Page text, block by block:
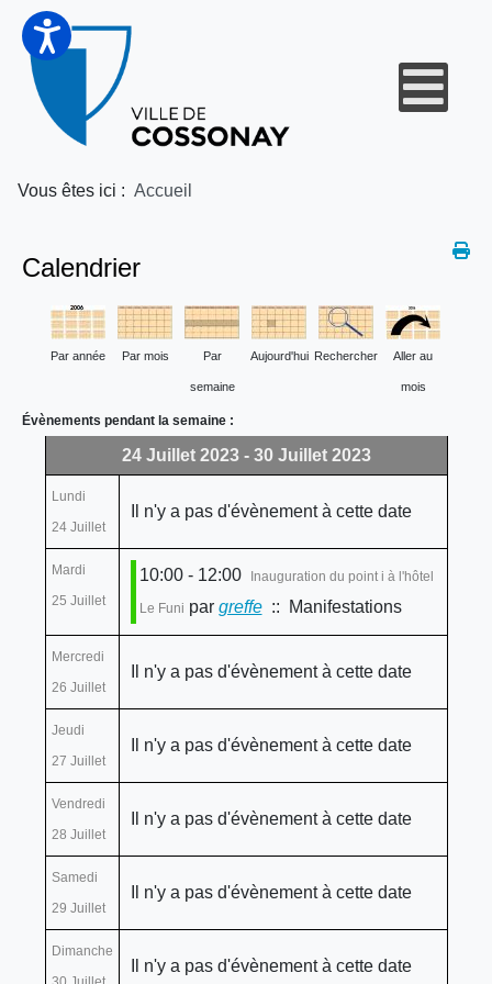
Vous êtes ici : Accueil
Calendrier
Par année Par mois Par
semaine
Aujourd'hui Rechercher Aller au
mois
Évènements pendant la semaine :
24 Juillet 2023 - 30 Juillet 2023
Lundi
24 Juillet
Il n'y a pas d'évènement à cette date
Mardi
25 Juillet
10:00 - 12:00 Inauguration du point i à l'hôtel
Le Funi par greffe:: Manifestations
Mercredi
26 Juillet
Il n'y a pas d'évènement à cette date
Jeudi
27 Juillet
Il n'y a pas d'évènement à cette date
Vendredi
28 Juillet
Il n'y a pas d'évènement à cette date
Samedi
29 Juillet
Il n'y a pas d'évènement à cette date
Dimanche
Il n'y a pas d'évènement à cette date